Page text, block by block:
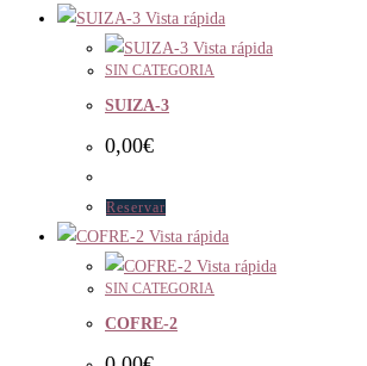
Vista rápida
Vista rápida
SIN CATEGORIA
SUIZA-3
0,00€
Reservar
Vista rápida
Vista rápida
SIN CATEGORIA
COFRE-2